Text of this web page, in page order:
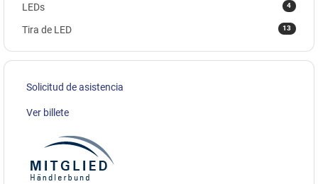
4
LEDs
13
Tira de LED
Solicitud de asistencia
Ver billete